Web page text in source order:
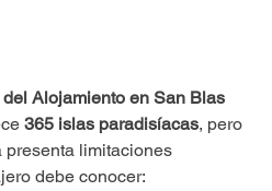
Alojamiento en San Blas
365 islas paradisíacas, pero
presenta limitaciones
debe conocer: